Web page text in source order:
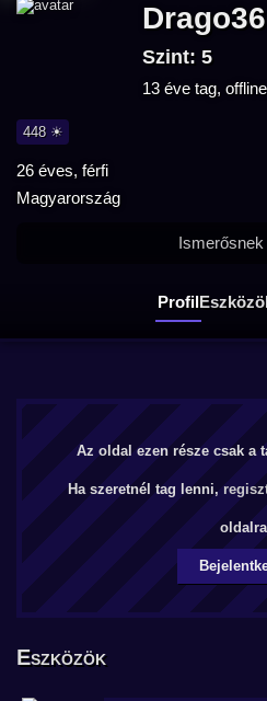
Szint: 5
13 éve tag, offline
448 ☀
26 éves, férfi
Magyarország
Profil
Ismerősnek
Az oldal ezen része csak a
Ha szeretnél tag lenni,
Eszközök